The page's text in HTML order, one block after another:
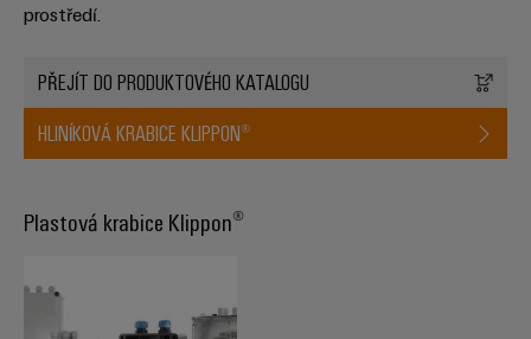
intuitivní,
rychlá
prostředí.
PŘEJÍT DO PRODUKTOVÉHO KATALOGU
HLINÍKOVÁ KRABICE KLIPPON®
Plastová krabice Klippon®